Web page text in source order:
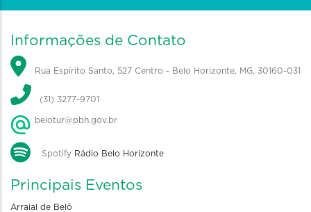
Informações de Contato
Rua Espírito Santo, 527 Centro - Belo Horizonte, MG, 30160-031
(31) 3277-9701
belotur@pbh.gov.br
Spotify Rádio Belo Horizonte
Principais Eventos
Arraial de Belô